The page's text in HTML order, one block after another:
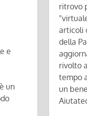
e
un
ritrovo
articoli
della
rivolto
tempo
un